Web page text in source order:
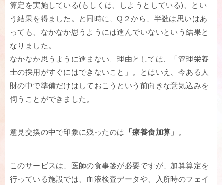
算定を実施している(もしくは、しようとしている)、とい
う結果を得ました。と同時に、Q２から、半数は思いはあ
っても、なかなか思うようには進んでいないという結果と
なりました。
なかなか思うように進まない、理由としては、「管理栄養
士の採用がすぐにはできないこと」。とはいえ、今ある人
財の中で準備だけはしておこうという前向きな意気込みを
伺うことができました。
意見交換の中で印象に残ったのは 「療養食加算」 。
このサービスは、医師の食事箋が必要ですが、加算算定を
行っている施設では、血液検査データや、入所時のフェイ